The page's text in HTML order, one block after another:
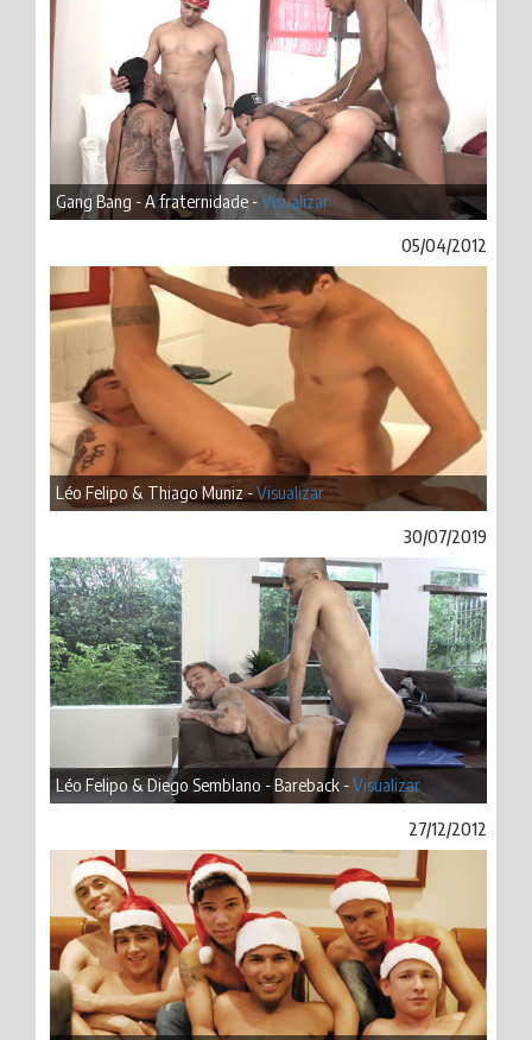
Gang Bang - A fraternidade -Visualizar
05/04/2012
Léo Felipo & Thiago Muniz -Visualizar
30/07/2019
Léo Felipo & Diego Semblano - Bareback -Visualizar
27/12/2012